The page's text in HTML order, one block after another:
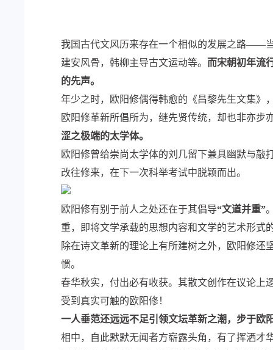
我国古代文风历来存在一个相似的发展之路——
建安风骨，韩柳主导古文运动等。 而宋朝初年流
的先声。
年少之时，欧阳修偶得韩愈的《昌黎先生文集》
欧阳修革新所倡所为，继先贤传统，却也非亦步
涩之极端的太学体。
欧阳修曾给崇尚太学体的刘几留下兼具幽默与敲
改往修来，在下一次科举考试中脱颖而出。
欧阳修有别于前人之处还在于其倡导“文道并重”
重，即将文学承载的思想内容和文学的艺术形式
除在诗文革新的理论上有所建树之外，欧阳修
惯。
春华秋实，付出必有收获。其散文创作在议论上
受到真实可触的欧阳修！
一人垂范还远远不足引领文坛革新之潮，步于欧
相中，自此默默无闻者方崭露头角，有了挥洒才